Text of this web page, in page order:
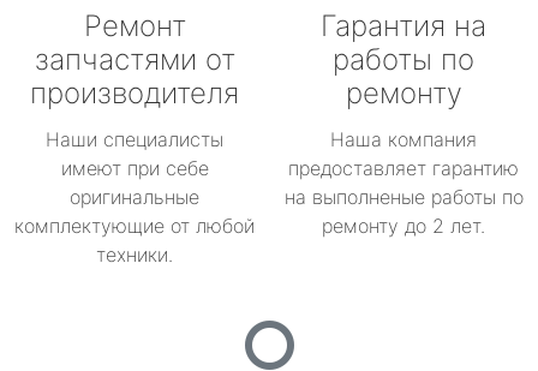
Ремонт
запчастями от
производителя
Наши специалисты
имеют при себе
оригинальные
комплектующие от любой
техники.
Гарантия на
работы по
ремонту
Наша компания
предоставляет гарантию
на выполненые работы по
ремонту до 2 лет.